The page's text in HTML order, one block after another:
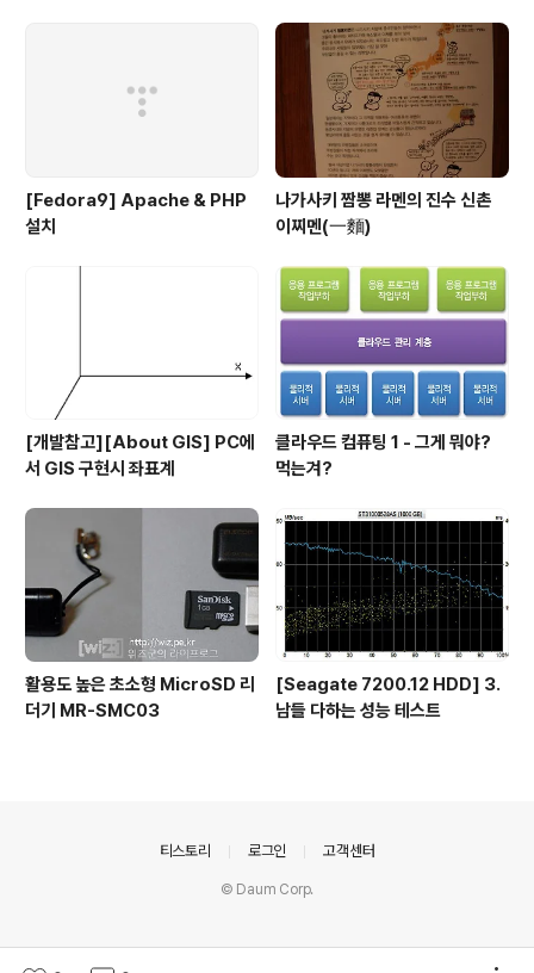
[Fedora9] Apache & PHP
설치
나가사키 짬뽕 라멘의 진수 신촌
이찌멘(一麵)
[개발참고][About GIS] PC에
서 GIS 구현시 좌표계
클라우드 컴퓨팅 1 - 그게 뭐야?
먹는겨?
활용도 높은 초소형 MicroSD 리
더기 MR-SMC03
[Seagate 7200.12 HDD] 3.
남들 다하는 성능 테스트
티스토리 로그인 고객센터
© Daum Corp.